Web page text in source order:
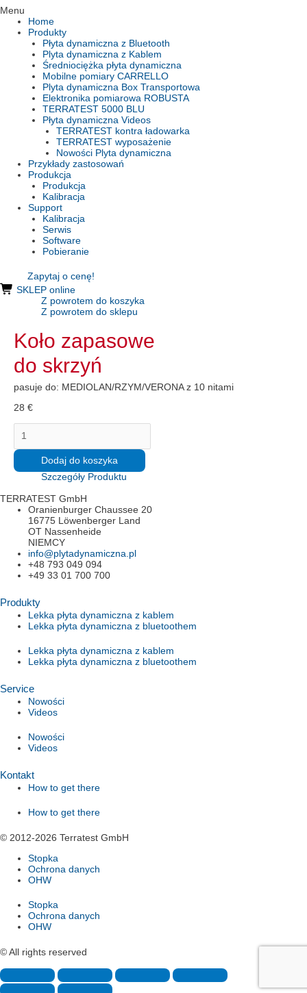
Menu
Home
Produkty
Płyta dynamiczna z Bluetooth
Plyta dynamiczna z Kablem
Średniociężka płyta dynamiczna
Mobilne pomiary CARRELLO
Plyta dynamiczna Box Transportowa
Elektronika pomiarowa ROBUSTA
TERRATEST 5000 BLU
Płyta dynamiczna Videos
TERRATEST kontra ładowarka
TERRATEST wyposażenie
Nowości Plyta dynamiczna
Przykłady zastosowań
Produkcja
Produkcja
Kalibracja
Support
Kalibracja
Serwis
Software
Pobieranie
Zapytaj o cenę!
SKLEP online
Z powrotem do koszyka
Z powrotem do sklepu
Koło zapasowe
do skrzyń
pasuje do: MEDIOLAN/RZYM/VERONA z 10 nitami
28 €
Koło
zapasowedo
Dodaj do koszyka
Szczegóły Produktu
TERRATEST GmbH
Oranienburger Chaussee 20
16775 Löwenberger Land
OT Nassenheide
NIEMCY
info@plytadynamiczna.pl
+48 793 049 094
+49 33 01 700 700
Produkty
Lekka płyta dynamiczna z kablem
Lekka płyta dynamiczna z bluetoothem
Lekka płyta dynamiczna z kablem
Lekka płyta dynamiczna z bluetoothem
Service
Nowości
Videos
Nowości
Videos
Kontakt
How to get there
How to get there
© 2012-2026 Terratest GmbH
Stopka
Ochrona danych
OHW
Stopka
Ochrona danych
OHW
© All rights reserved